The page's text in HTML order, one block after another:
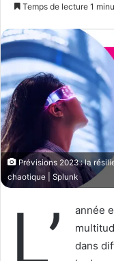
Temps de lecture 1
Prévisions 2023 : la
chaotique | Splunk
L’
année
dans